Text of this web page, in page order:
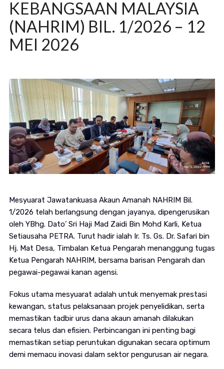
KEBANGSAAN MALAYSIA
(NAHRIM) BIL. 1/2026 – 12
MEI 2026
Mesyuarat Jawatankuasa Akaun Amanah NAHRIM Bil.
1/2026 telah berlangsung dengan jayanya, dipengerusikan
oleh YBhg. Dato’ Sri Haji Mad Zaidi Bin Mohd Karli, Ketua
Setiausaha PETRA. Turut hadir ialah Ir. Ts. Gs. Dr. Safari bin
Hj. Mat Desa, Timbalan Ketua Pengarah menanggung tugas
Ketua Pengarah NAHRIM, bersama barisan Pengarah dan
pegawai-pegawai kanan agensi.
Fokus utama mesyuarat adalah untuk menyemak prestasi
kewangan, status pelaksanaan projek penyelidikan, serta
memastikan tadbir urus dana akaun amanah dilakukan
secara telus dan efisien. Perbincangan ini penting bagi
memastikan setiap peruntukan digunakan secara optimum
demi memacu inovasi dalam sektor pengurusan air negara.